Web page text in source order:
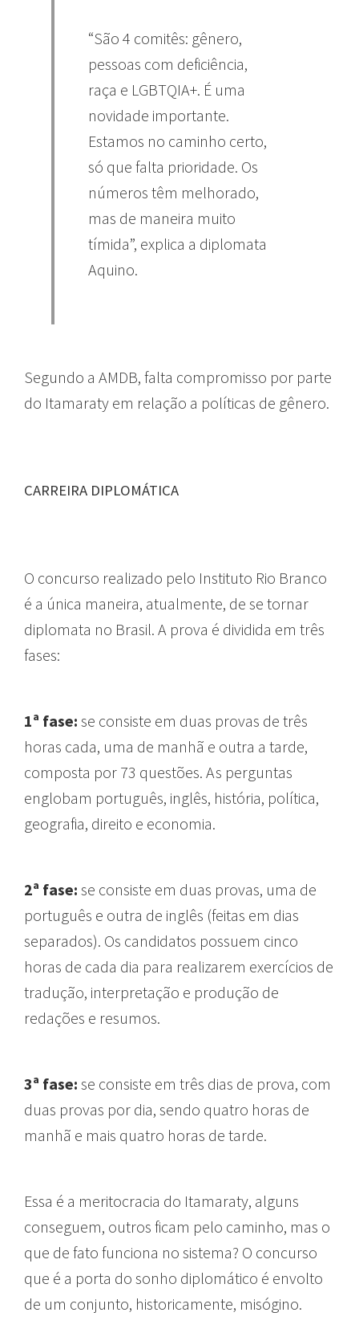
“São 4 comitês: gênero,
pessoas com deficiência,
raça e LGBTQIA+. É uma
novidade importante.
Estamos no caminho certo,
só que falta prioridade. Os
números têm melhorado,
mas de maneira muito
tímida”, explica a diplomata
Aquino.
Segundo a AMDB, falta compromisso por parte
do Itamaraty em relação a políticas de gênero.
CARREIRA DIPLOMÁTICA
O concurso realizado pelo Instituto Rio Branco
é a única maneira, atualmente, de se tornar
diplomata no Brasil. A prova é dividida em três
fases:
1ª fase: se consiste em duas provas de três
horas cada, uma de manhã e outra a tarde,
composta por 73 questões. As perguntas
englobam português, inglês, história, política,
geografia, direito e economia.
2ª fase: se consiste em duas provas, uma de
português e outra de inglês (feitas em dias
separados). Os candidatos possuem cinco
horas de cada dia para realizarem exercícios de
tradução, interpretação e produção de
redações e resumos.
3ª fase: se consiste em três dias de prova, com
duas provas por dia, sendo quatro horas de
manhã e mais quatro horas de tarde.
Essa é a meritocracia do Itamaraty, alguns
conseguem, outros ficam pelo caminho, mas o
que de fato funciona no sistema? O concurso
que é a porta do sonho diplomático é envolto
de um conjunto, historicamente, misógino.